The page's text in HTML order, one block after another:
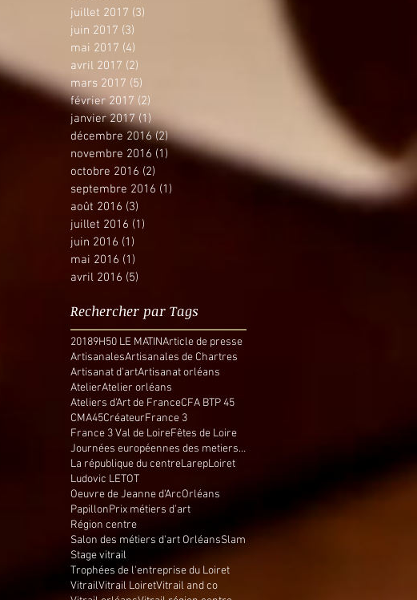
juillet 2017 (3)
juin 2017 (3)
mai 2017 (4)
avril 2017 (2)
mars 2017 (5)
février 2017 (2)
janvier 2017 (1)1 post
décembre 2016 (2)2 posts
novembre 2016 (1) 1 post
octobre 2016 (2)
septembre 2016 (1)
août 2016 (3)
juillet 2016 (1)
juin 2016 (1)
mai 2016 (1)
avril 2016 (5)
Rechercher par Tags
20189H50 LE MATINArticle de presse
ArtisanalesArtisanales de Chartres
Artisanat d'artArtisanat orléans
AtelierAtelier orléans
Ateliers d'Art de FranceCFA BTP 45
CMA45CréateurFrance 3
France 3 Val de LoireFêtes de Loire
Journées européennes des metiers d'art
La république du centreLarepLoiret
Ludovic LETOT
Oeuvre de Jeanne d'ArcOrléans
PapillonPrix métiers d'art
Région centre
Salon des métiers d'art OrléansSlam
Stage vitrail
Trophées de l'entreprise du Loiret
VitrailVitrail LoiretVitrail and co